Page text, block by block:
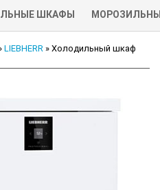
ШКАФЫ
LIEBHERR » Холодильный шкаф